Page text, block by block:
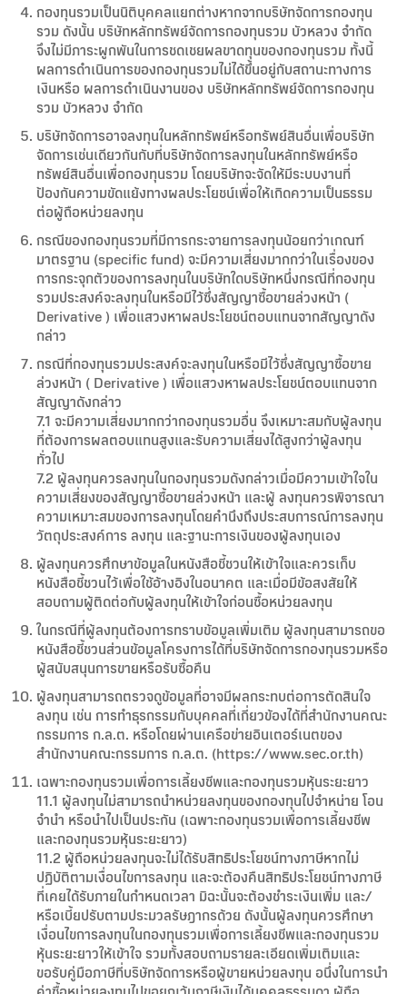
กองทุนรวมเป็นนิติบุคคลแยกต่างหากจากบริษัทจัดการกองทุน
รวม ดังนั้น บริษัทหลักทรัพย์จัดการกองทุนรวม บัวหลวง จำกัด
จึงไม่มีภาระผูกพันในการชดเชยผลขาดทุนของกองทุนรวม ทั้งนี้
ผลการดำเนินการของกองทุนรวมไม่ได้ขึ้นอยู่กับสถานะทางการ
เงินหรือ ผลการดำเนินงานของ บริษัทหลักทรัพย์จัดการกองทุน
รวม บัวหลวง จำกัด
บริษัทจัดการอาจลงทุนในหลักทรัพย์หรือทรัพย์สินอื่นเพื่อบริษัท
จัดการเช่นเดียวกันกับที่บริษัทจัดการลงทุนในหลักทรัพย์หรือ
ทรัพย์สินอื่นเพื่อกองทุนรวม โดยบริษัทจะจัดให้มีระบบงานที่
ป้องกันความขัดแย้งทางผลประโยชน์เพื่อให้เกิดความเป็นธรรม
ต่อผู้ถือหน่วยลงทุน
กรณีของกองทุนรวมที่มีการกระจายการลงทุนน้อยกว่าเกณฑ์
มาตรฐาน (specific fund) จะมีความเสี่ยงมากกว่าในเรื่องของ
การกระจุกตัวของการลงทุนในบริษัทใดบริษัทหนึ่งกรณีที่กองทุน
รวมประสงค์จะลงทุนในหรือมีไว้ซึ่งสัญญาซื้อขายล่วงหน้า (
Derivative ) เพื่อแสวงหาผลประโยชน์ตอบแทนจากสัญญาดัง
กล่าว
กรณีที่กองทุนรวมประสงค์จะลงทุนในหรือมีไว้ซึ่งสัญญาซื้อขาย
ล่วงหน้า ( Derivative ) เพื่อแสวงหาผลประโยชน์ตอบแทนจาก
สัญญาดังกล่าว
7.1 จะมีความเสี่ยงมากกว่ากองทุนรวมอื่น จึงเหมาะสมกับผู้ลงทุน
ที่ต้องการผลตอบแทนสูงและรับความเสี่ยงได้สูงกว่าผู้ลงทุน
ทั่วไป
7.2 ผู้ลงทุนควรลงทุนในกองทุนรวมดังกล่าวเมื่อมีความเข้าใจใน
ความเสี่ยงของสัญญาซื้อขายล่วงหน้า และผู้ ลงทุนควรพิจารณา
ความเหมาะสมของการลงทุนโดยคำนึงถึงประสบการณ์การลงทุน
วัตถุประสงค์การ ลงทุน และฐานะการเงินของผู้ลงทุนเอง
ผู้ลงทุนควรศึกษาข้อมูลในหนังสือชี้ชวนให้เข้าใจและควรเก็บ
หนังสือชี้ชวนไว้เพื่อใช้อ้างอิงในอนาคต และเมื่อมีข้อสงสัยให้
สอบถามผู้ติดต่อกับผู้ลงทุนให้เข้าใจก่อนซื้อหน่วยลงทุน
ในกรณีที่ผู้ลงทุนต้องการทราบข้อมูลเพิ่มเติม ผู้ลงทุนสามารถขอ
หนังสือชี้ชวนส่วนข้อมูลโครงการได้ที่บริษัทจัดการกองทุนรวมหรือ
ผู้สนับสนุนการขายหรือรับซื้อคืน
ผู้ลงทุนสามารถตรวจดูข้อมูลที่อาจมีผลกระทบต่อการตัดสินใจ
ลงทุน เช่น การทำธุรกรรมกับบุคคลที่เกี่ยวข้องได้ที่สำนักงานคณะ
กรรมการ ก.ล.ต. หรือโดยผ่านเครือข่ายอินเตอร์เนตของ
สำนักงานคณะกรรมการ ก.ล.ต. (https://www.sec.or.th)
เฉพาะกองทุนรวมเพื่อการเลี้ยงชีพและกองทุนรวมหุ้นระยะยาว
11.1 ผู้ลงทุนไม่สามารถนำหน่วยลงทุนของกองทุนไปจำหน่าย โอน
จำนำ หรือนำไปเป็นประกัน (เฉพาะกองทุนรวมเพื่อการเลี้ยงชีพ
และกองทุนรวมหุ้นระยะยาว)
11.2 ผู้ถือหน่วยลงทุนจะไม่ได้รับสิทธิประโยชน์ทางภาษีหากไม่
ปฏิบัติตามเงื่อนไขการลงทุน และจะต้องคืนสิทธิประโยชน์ทางภาษี
ที่เคยได้รับภายในกำหนดเวลา มิฉะนั้นจะต้องชำระเงินเพิ่ม และ/
หรือเบี้ยปรับตามประมวลรัษฎากรด้วย ดังนั้นผู้ลงทุนควรศึกษา
เงื่อนไขการลงทุนในกองทุนรวมเพื่อการเลี้ยงชีพและกองทุนรวม
หุ้นระยะยาวให้เข้าใจ รวมทั้งสอบถามรายละเอียดเพิ่มเติมและ
ขอรับคู่มือภาษีที่บริษัทจัดการหรือผู้ขายหน่วยลงทุน อนึ่งในการนำ